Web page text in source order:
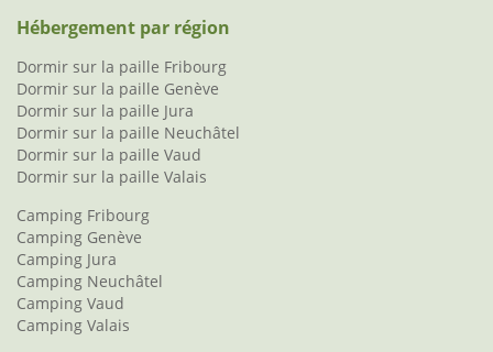
Hébergement par région
Dormir sur la paille Fribourg
Dormir sur la paille Genève
Dormir sur la paille Jura
Dormir sur la paille Neuchâtel
Dormir sur la paille Vaud
Dormir sur la paille Valais
Camping Fribourg
Camping Genève
Camping Jura
Camping Neuchâtel
Camping Vaud
Camping Valais